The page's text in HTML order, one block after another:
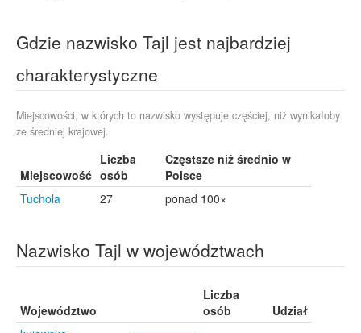
Gdzie nazwisko Tajl jest najbardziej
charakterystyczne
Miejscowości, w których to nazwisko występuje częściej, niż wynikałoby
ze średniej krajowej.
Miejscowość
Liczba
osób
Częstsze niż średnio w
Polsce
Tuchola
27 ponad 100×
Nazwisko Tajl w województwach
Województwo
Liczba
osób
Udział